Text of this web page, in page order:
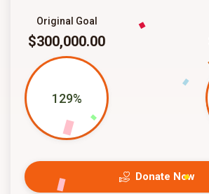
Original Goal
$300,000.00
129%
Donate Now